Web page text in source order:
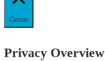
Cerrar
Privacy Overview